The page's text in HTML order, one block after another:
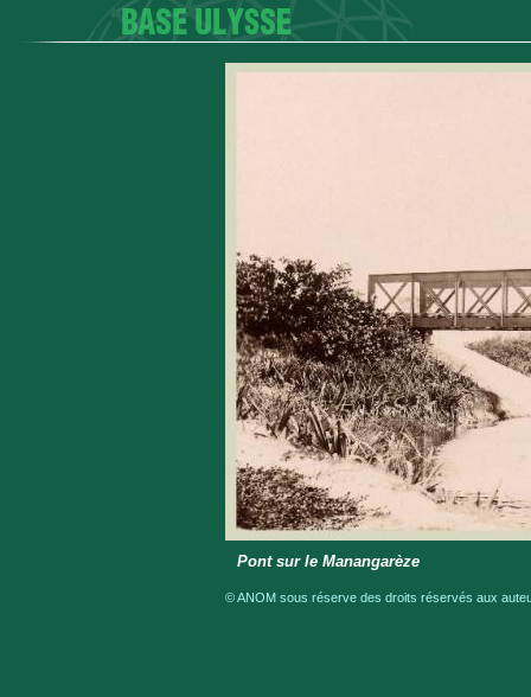
Pont sur le Manangarèze
© ANOM sous réserve des droits réservés aux